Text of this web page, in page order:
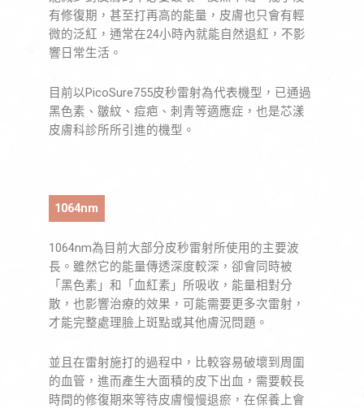
有修復期，甚至打再高的能量，皮膚也只會有輕
微的泛紅，通常在24小時內就能自然退紅，不影
響日常生活。
目前以PicoSure755皮秒雷射為代表機型，已通過
黑色素、皺紋、痘疤、刺青等適應症，也是芯漾
皮膚科診所所引進的機型。
1064nm
1064nm為目前大部分皮秒雷射所使用的主要波
長。雖然它的能量傳透深度較深，卻會同時被
「黑色素」和「血紅素」所吸收，能量相對分
散，也影響治療的效果，可能需要更多次雷射，
才能完整處理臉上斑點或其他膚況問題。
並且在雷射施打的過程中，比較容易破壞到周圍
的血管，進而產生大面積的皮下出血，需要較長
時間的修復期來等待皮膚慢慢退瘀，在保養上會